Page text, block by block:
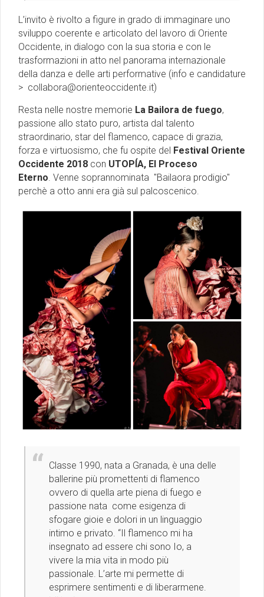
L’invito è rivolto a figure in grado di immaginare uno
sviluppo coerente e articolato del lavoro di Oriente
Occidente, in dialogo con la sua storia e con le
trasformazioni in atto nel panorama internazionale
della danza e delle arti performative (info e candidature
> collabora@orienteoccidente.it)
Resta nelle nostre memorie La Bailora de fuego,
passione allo stato puro, artista dal talento
straordinario, star del flamenco, capace di grazia,
forza e virtuosismo, che fu ospite del Festival Oriente
Occidente 2018 con UTOPÍA, El Proceso
Eterno . Venne soprannominata "Bailaora prodigio"
perchè a otto anni era già sul palcoscenico.
Classe 1990, nata a Granada, è una delle
ballerine più promettenti di flamenco
ovvero di quella arte piena di fuego e
passione nata come esigenza di
sfogare gioie e dolori in un linguaggio
intimo e privato. “Il flamenco mi ha
insegnato ad essere chi sono Io, a
vivere la mia vita in modo più
passionale. L’arte mi permette di
esprimere sentimenti e di liberarmene.